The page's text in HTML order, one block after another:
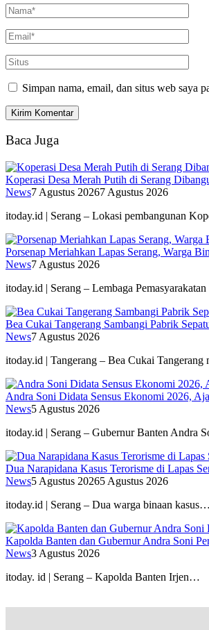
Simpan nama, email, dan situs web saya
Baca Juga
Koperasi Desa Merah Putih di Serang
News7 Agustus 20267 Agustus 2026
itoday.id | Serang – Lokasi pembangunan
Porsenap Meriahkan Lapas Serang, Warga
News7 Agustus 2026
itoday.id | Serang – Lembaga
Bea Cukai Tangerang Sambangi Pabrik
News7 Agustus 2026
itoday.id | Tangerang – Bea Cukai
Andra Soni Didata Sensus Ekonomi 2026,
News5 Agustus 2026
itoday.id | Serang – Gubernur Banten Andra
Dua Narapidana Kasus Terorisme di Lapas
News5 Agustus 20265 Agustus 2026
itoday.id | Serang – Dua warga binaan kasus…
Kapolda Banten dan Gubernur Andra Soni
News3 Agustus 2026
itoday. id | Serang – Kapolda Banten Irjen…